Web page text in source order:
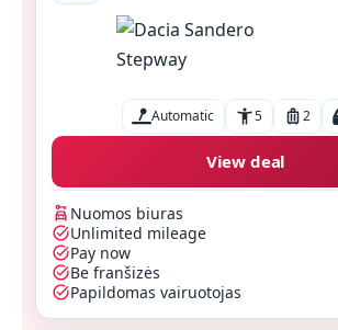
Automatic 5 2
View deal
Nuomos biuras
Unlimited mileage
Pay now
Be franšizės
Papildomas vairuotojas